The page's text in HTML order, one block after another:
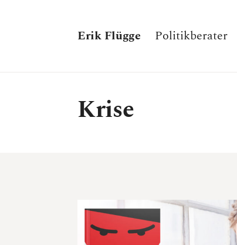
Erik Flügge Politikberater
Krise